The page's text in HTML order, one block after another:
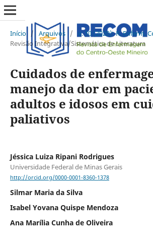
Início / Arquivos / v. 10 (2020): R. Enferm.
Revisão Integrativa/Sistemática de Literatura
Cuidados de
manejo da dor em
adultos e idosos em
paliativos
Jéssica Luiza Ripani Rodrigues
Universidade Federal de Minas Gerais
http://orcid.org/0000-0001-8360-1378
Silmar Maria da Silva
Isabel Yovana Quispe Mendoza
Ana Marília Cunha de Oliveira